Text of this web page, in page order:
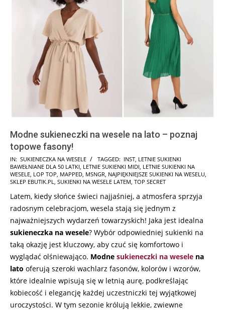
Modne sukieneczki na wesele na lato – poznaj
topowe fasony!
2026-
05-
13
IN: SUKIENECZKA NA WESELE TAGGED: INST, LETNIE SUKIENKI
BAWEŁNIANE DLA 50 LATKI, LETNIE SUKIENKI MIDI, LETNIE SUKIENKI NA
WESELE, LOP TOP, MAPPED, MSNGR, NAJPIĘKNIEJSZE SUKIENKI NA WESELU,
SKLEP EBUTIK.PL, SUKIENKI NA WESELE LATEM, TOP SECRET
Latem, kiedy słońce świeci najjaśniej, a atmosfera sprzyja
radosnym celebracjom, wesela stają się jednym z
najważniejszych wydarzeń towarzyskich! Jaka jest idealna
sukieneczka na wesele? Wybór odpowiedniej sukienki na
taką okazję jest kluczowy, aby czuć się komfortowo i
wyglądać olśniewająco. Modne sukieneczki na wesele na
lato oferują szeroki wachlarz fasonów, kolorów i wzorów,
które idealnie wpisują się w letnią aurę, podkreślając
kobiecość i elegancję każdej uczestniczki tej wyjątkowej
uroczystości. W tym sezonie królują lekkie, zwiewne